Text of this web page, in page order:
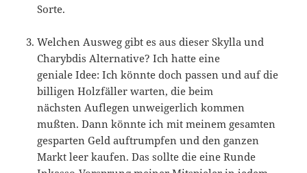
Sorte.
Welchen Ausweg gibt es aus dieser Skylla und
Charybdis Alternative? Ich hatte eine
geniale Idee: Ich könnte doch passen und auf die
billigen Holzfäller warten, die beim
nächsten Auflegen unweigerlich kommen
mußten. Dann könnte ich mit meinem gesamten
gesparten Geld auftrumpfen und den ganzen
Markt leer kaufen. Das sollte die eine Runde